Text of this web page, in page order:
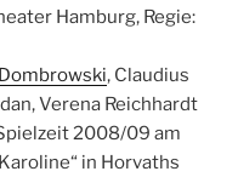
Hamburg, Regie:
, Claudius
Verena Reichhardt
2008/09 am
in Horvaths